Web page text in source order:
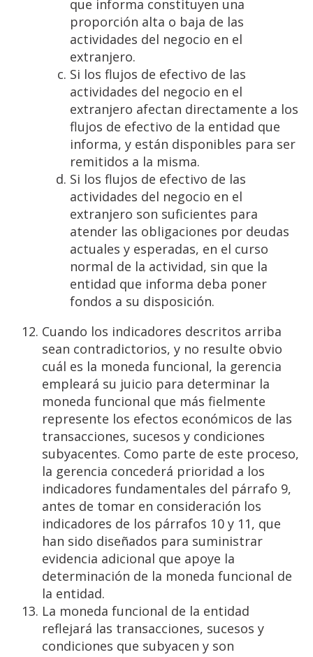
que informa constituyen una
proporción alta o baja de las
actividades del negocio en el
extranjero.
Si los flujos de efectivo de las
actividades del negocio en el
extranjero afectan directamente a los
flujos de efectivo de la entidad que
informa, y están disponibles para ser
remitidos a la misma.
Si los flujos de efectivo de las
actividades del negocio en el
extranjero son suficientes para
atender las obligaciones por deudas
actuales y esperadas, en el curso
normal de la actividad, sin que la
entidad que informa deba poner
fondos a su disposición.
Cuando los indicadores descritos arriba
sean contradictorios, y no resulte obvio
cuál es la moneda funcional, la gerencia
empleará su juicio para determinar la
moneda funcional que más fielmente
represente los efectos económicos de las
transacciones, sucesos y condiciones
subyacentes. Como parte de este proceso,
la gerencia concederá prioridad a los
indicadores fundamentales del párrafo 9,
antes de tomar en consideración los
indicadores de los párrafos 10 y 11, que
han sido diseñados para suministrar
evidencia adicional que apoye la
determinación de la moneda funcional de
la entidad.
La moneda funcional de la entidad
reflejará las transacciones, sucesos y
condiciones que subyacen y son